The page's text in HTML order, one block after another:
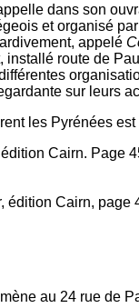
dans son
et organisé
appelé
installé route de
sur leurs
les Pyrénées
Cairn. Page
édition Cairn, page
au 24 rue de